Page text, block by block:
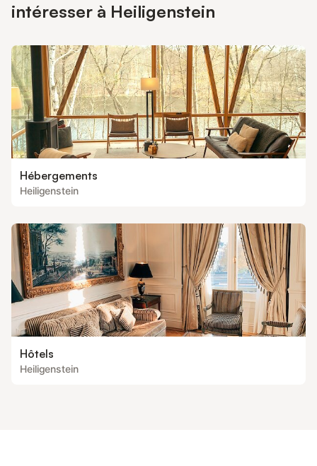
intéresser à Heiligenstein
Hébergements
Heiligenstein
Hôtels
Heiligenstein